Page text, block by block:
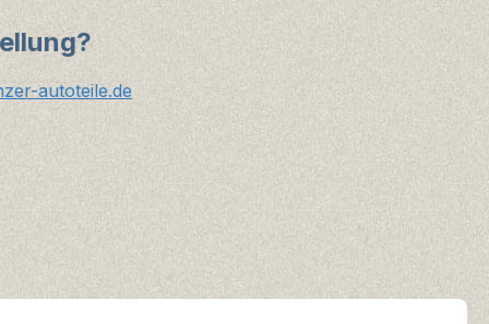
autoteile.de